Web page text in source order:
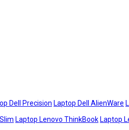
Dell Precision Laptop Dell AlienWare
Laptop Lenovo ThinkBook Laptop